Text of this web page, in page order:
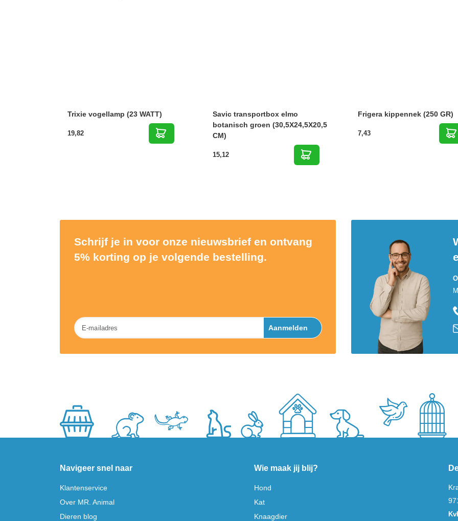
Trixie vogellamp (23 WATT)
19,82
Savic transportbox elmo
botanisch groen (30,5X24,5X20,5
CM)
15,12
Frigera kippennek (250 GR)
7,43
Schrijf je in voor onze nieuwsbrief en ontvang
5% korting op je volgende bestelling.
Nieuwsbrief Aanmelden
Navigeer snel naar
Klantenservice
Over MR. Animal
Dieren blog
Wie maak jij blij?
Hond
Kat
Knaagdier